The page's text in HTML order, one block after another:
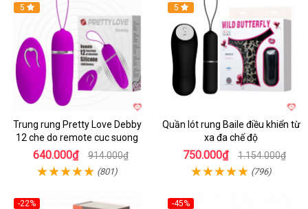
Hot
5
Trung rung Pretty Love Debby
12 che do remote cuc suong
640.000₫ 914.000₫
(801)
Hot
5
Quần lót rung Baile điều khiển từ
xa đa chế độ
750.000₫ 1.154.000₫
(796)
-22%
-45%